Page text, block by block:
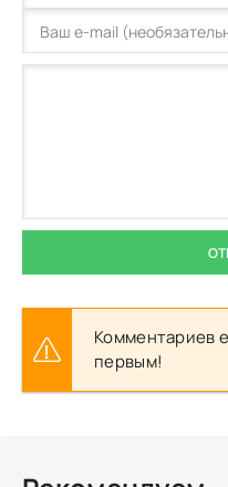
Комментариев
первым!